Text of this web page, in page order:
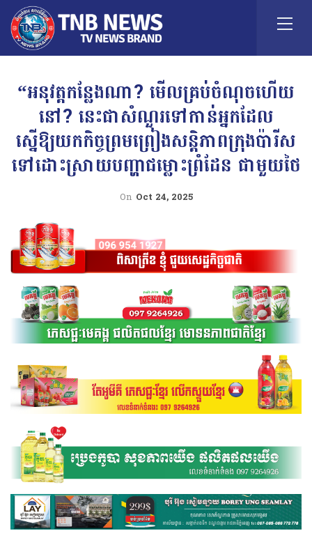
“អនុវត្តកន្លែងណា? មើលគ្រប់ចំណុចហើយ
នៅ? នេះជាសំណួរទៅកាន់អ្នកដែល
ស្នើឱ្យយកកិច្ចព្រមព្រៀងសន្តិភាពក្រុងប៉ារីស
ទៅដោះស្រាយបញ្ហាជម្លោះព្រំដែន ជាមួយថៃ
On Oct 24, 2025